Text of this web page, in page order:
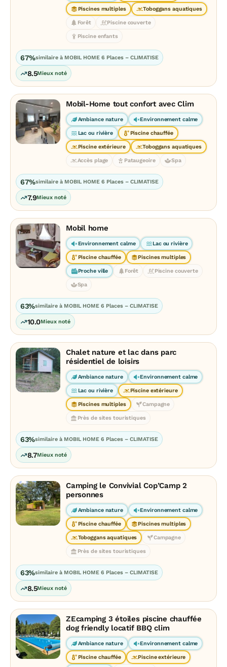
Piscines multiples Toboggans aquatiques
Forêt Piscine couverte
Piscine enfants
67%similaire à MOBIL HOME 6 Places – CLIMATISE
8.5Mieux noté
Mobil-Home tout confort avec Clim
Ambiance nature Environnement calme
Lac ou rivière Piscine chauffée
Piscine extérieure Toboggans aquatiques
Accès plage Pataugeoire Spa
67%similaire à MOBIL HOME 6 Places – CLIMATISE
7.9Mieux noté
Mobil home
Environnement calme Lac ou rivière
Piscine chauffée Piscines multiples
Proche ville Forêt Piscine couverte
Spa
63%similaire à MOBIL HOME 6 Places – CLIMATISE
10.0Mieux noté
Chalet nature et lac dans parc
résidentiel de loisirs
Ambiance nature Environnement calme
Lac ou rivière Piscine extérieure
Piscines multiples Campagne
Près de sites touristiques
63%similaire à MOBIL HOME 6 Places – CLIMATISE
8.7Mieux noté
Camping le Convivial Cop’Camp 2
personnes
Ambiance nature Environnement calme
Piscine chauffée Piscines multiples
Toboggans aquatiques Campagne
Près de sites touristiques
63%similaire à MOBIL HOME 6 Places – CLIMATISE
8.5Mieux noté
ZEcamping 3 étoiles piscine chauffée
dog friendly locatif BBQ clim
Ambiance nature Environnement calme
Piscine chauffée Piscine extérieure